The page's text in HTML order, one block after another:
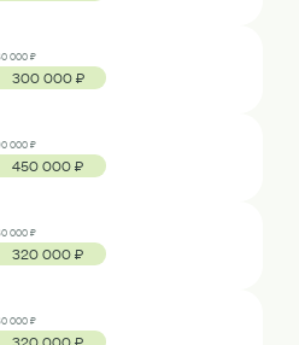
000 ₽
300 000 ₽
000 ₽
450 000 ₽
000 ₽
320 000 ₽
000 ₽